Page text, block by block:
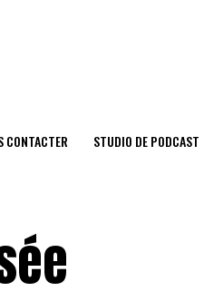
CONTACTER STUDIO DE PODCAST